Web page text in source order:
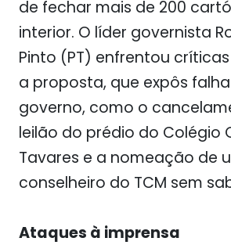
de fechar mais de 200
interior. O líder governista
Pinto (PT) enfrentou
a proposta, que expôs
governo, como o
leilão do prédio do Colégio
Tavares e a nomeação de
conselheiro do TCM sem
Ataques à imprensa